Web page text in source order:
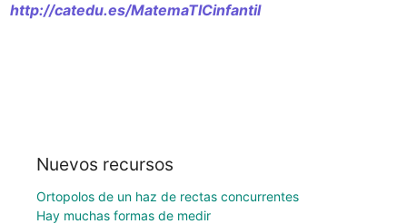
http://catedu.es/MatemaTICinfantil
Nuevos recursos
Ortopolos de un haz de rectas concurrentes
Hay muchas formas de medir